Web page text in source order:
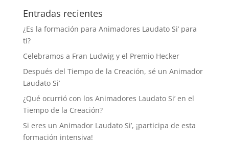
Entradas recientes
¿Es la formación para Animadores Laudato Si’ para
ti?
Celebramos a Fran Ludwig y el Premio Hecker
Después del Tiempo de la Creación, sé un Animador
Laudato Si’
¿Qué ocurrió con los Animadores Laudato Si’ en el
Tiempo de la Creación?
Si eres un Animador Laudato Si’, ¡participa de esta
formación intensiva!